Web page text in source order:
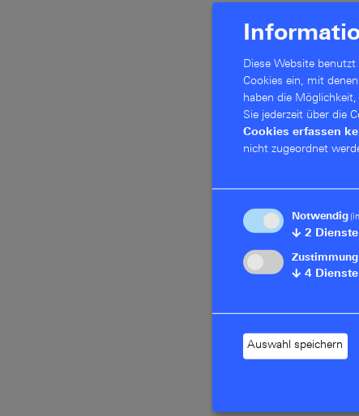
Diese Website
Cookies ein, mit
haben die
Sie jederzeit über die
Cookies erfassen
nicht zugeordnet
Notwendig
↓ 2 Dienste
Zustimmung
↓ 4 Dienste
Auswahl speichern